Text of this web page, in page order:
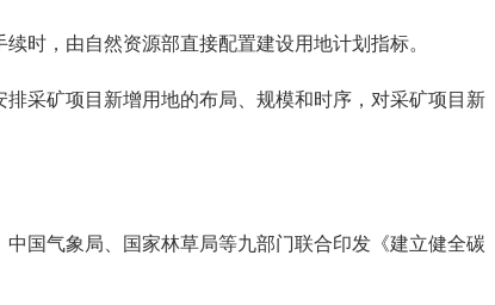
，由自然资源部直接配置建设用地计划指标。
采矿项目新增用地的布局、规模和时序，对采矿项目新
国气象局、国家林草局等九部门联合印发《建立健全碳